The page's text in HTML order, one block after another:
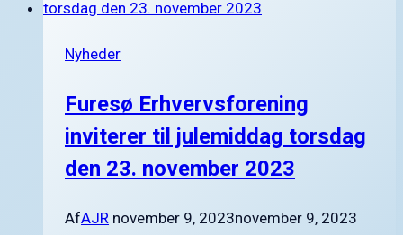
netværksmøde
onsdag
den
december
Nyheder
Furesø Erhvervsforening
inviterer til julemiddag torsdag
den 23. november 2023
AfAJR november 9, 2023november 9, 2023